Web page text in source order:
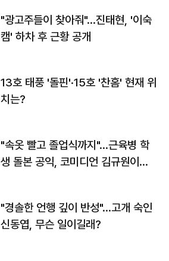
"광고주들이 찾아줘"…진태현, '이숙
캠' 하차 후 근황 공개
13호 태풍 '돌핀'·15호 '찬홈' 현재 위
치는?
"속옷 빨고 졸업식까지"…근육병 학
생 돌본 공익, 코미디언 김규원이었
"경솔한 언행 깊이 반성"…고개 숙인
신동엽, 무슨 일이길래?